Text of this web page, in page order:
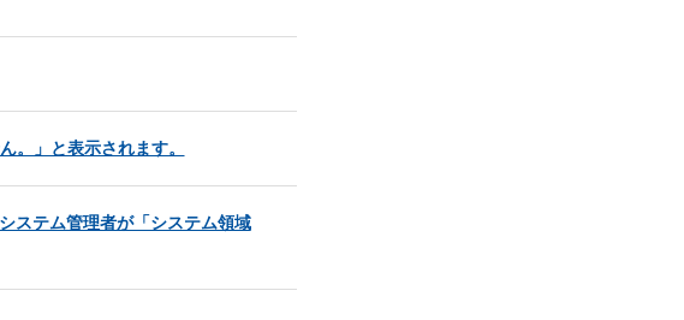
。」と表示されます。
ステム管理者が「システム領域